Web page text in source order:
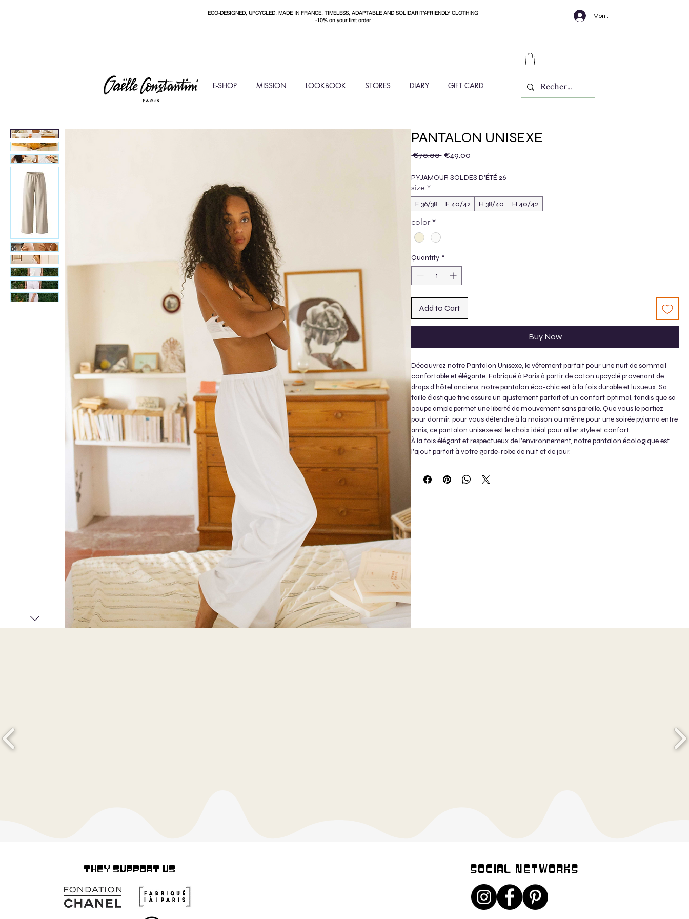
ECO-DESIGNED, UPCYCLED, MADE IN FRANCE, TIMELESS, ADAPTABLE AND SOLIDARITY-FRIENDLY CLOTHING
-10% on your first order
Mon Compte
E-SHOP MISSION LOOKBOOK STORES DIARY GIFT CARD
PANTALON UNISEXE
€70.00 Regular Price
€49.00
PYJAMOUR SOLDES D'ÉTÉ 26
size *
F 36/38 F 40/42 H 38/40 H 40/42
color *
Quantity *
Add to Cart
Buy Now
Découvrez notre Pantalon Unisexe, le vêtement parfait pour une nuit de sommeil
confortable et élégante. Fabriqué à Paris à partir de coton upcyclé provenant de
draps d'hôtel anciens, notre pantalon éco-chic est à la fois durable et luxueux. Sa
taille élastique fine assure un ajustement parfait et un confort optimal, tandis que sa
coupe ample permet une liberté de mouvement sans pareille. Que vous le portiez
pour dormir, pour vous détendre à la maison ou même pour une soirée pyjama entre
amis, ce pantalon unisexe est le choix idéal pour allier style et confort.
À la fois élégant et respectueux de l'environnement, notre pantalon écologique est
l'ajout parfait à votre garde-robe de nuit et de jour.
THEY SUPPORT US SOCIAL NETWORKS